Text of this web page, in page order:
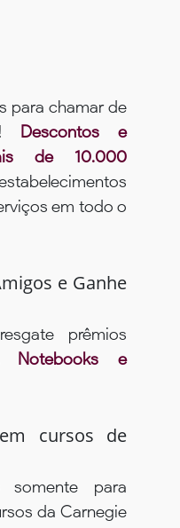
para chamar de
Descontos e
de 10.000
em todo o
e Ganhe
prêmios
Notebooks e
cursos de
para
da Carnegie